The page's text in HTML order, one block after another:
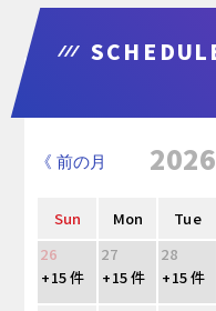
《 前の月
Sun Mon Tue
26
27 28
+15 件
+15 件 +15 件